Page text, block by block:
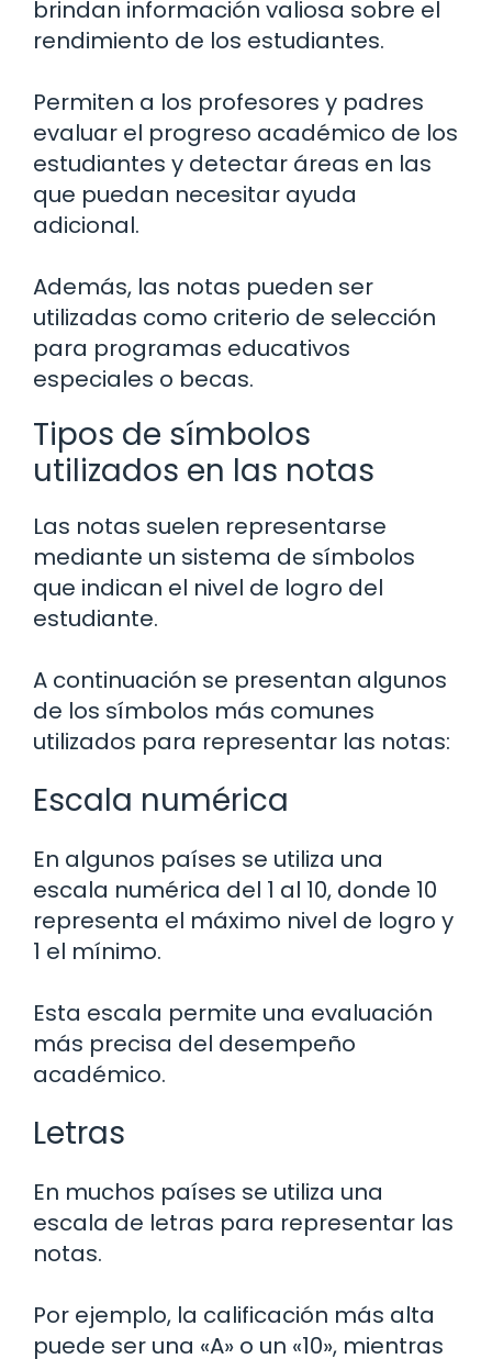
brindan información valiosa sobre el
rendimiento de los estudiantes.
Permiten a los profesores y padres
evaluar el progreso académico de los
estudiantes y detectar áreas en las
que puedan necesitar ayuda
adicional.
Además, las notas pueden ser
utilizadas como criterio de selección
para programas educativos
especiales o becas.
Tipos de símbolos
utilizados en las notas
Las notas suelen representarse
mediante un sistema de símbolos
que indican el nivel de logro del
estudiante.
A continuación se presentan algunos
de los símbolos más comunes
utilizados para representar las notas:
Escala numérica
En algunos países se utiliza una
escala numérica del 1 al 10, donde 10
representa el máximo nivel de logro y
1 el mínimo.
Esta escala permite una evaluación
más precisa del desempeño
académico.
Letras
En muchos países se utiliza una
escala de letras para representar las
notas.
Por ejemplo, la calificación más alta
puede ser una «A» o un «10», mientras